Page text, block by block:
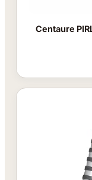
Centaure